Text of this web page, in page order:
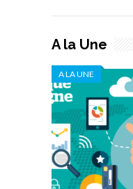
A la Une
A LA UNE